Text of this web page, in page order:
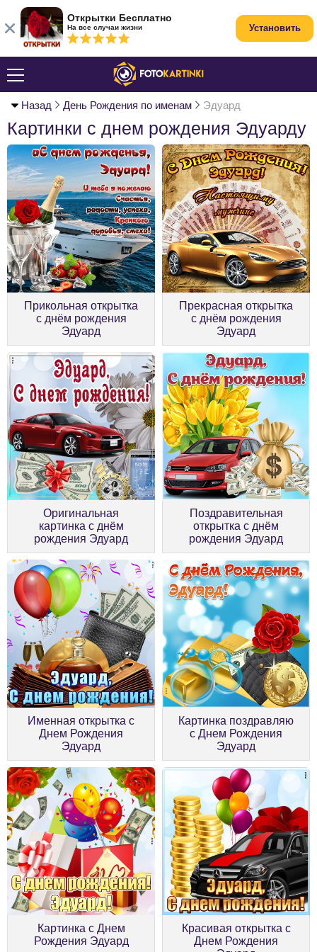
Назад День Рождения по именам Эдуард
Картинки с днем рождения Эдуарду
Прикольная открытка
с днём рождения
Эдуард
Прекрасная открытка
с днём рождения
Эдуард
Оригинальная
картинка с днём
рождения Эдуард
Поздравительная
открытка с днём
рождения Эдуард
Именная открытка с
Днем Рождения
Эдуард
Картинка поздравляю
с Днем Рождения
Эдуард
Картинка с Днем
Рождения Эдуард
Красивая открытка с
Днем Рождения
Открытки Бесплатно
На все случаи жизни Установить